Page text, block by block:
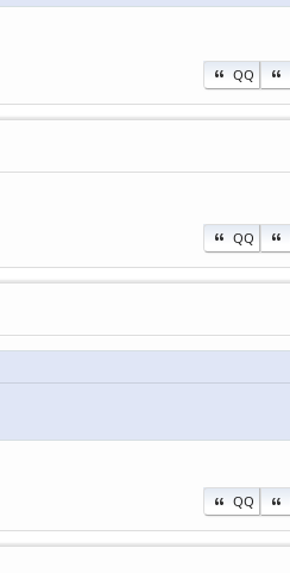
QQ
QQ
QQ